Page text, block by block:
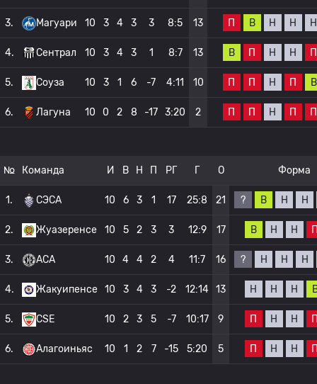
3. Магуари 10 3 4 3 3 8:5 13 П В Н Н Н
4. Сентрал 10 3 4 3 1 8:7 13 В П Н Н П
5. Соуза 10 3 1 6 -7 4:11 10 П П Н П В
6. Лагуна 10 0 2 8 -17 3:20 2 П П Н П П
№ Команда И В Н П РГ Г О Форма
1. СЭСА 10 6 3 1 17 25:8 21 ? В Н Н
2. Жуазеренсе 10 5 2 3 3 12:9 17 В Н Н
3. АСА 10 4 4 2 4 11:7 16 ? Н Н Н
4. Жакуипенсе 10 3 4 3 -2 12:14 13 Н Н Н
5. CSE 10 2 3 5 -7 10:17 9 П Н Н
6. Алагоиньяс 10 1 2 7 -15 5:20 5 П Н Н